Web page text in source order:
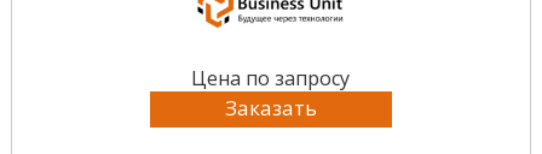
Цена по запросу
Заказать